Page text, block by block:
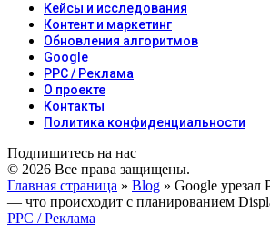
Кейсы и исследования
Контент и маркетинг
Обновления алгоритмов
Google
PPC / Реклама
О проекте
Контакты
Политика конфиденциальности
Подпишитесь на нас
© 2026 Все права защищены.
Главная страница » Blog » Google урезал
— что происходит с планированием
PPC / Реклама